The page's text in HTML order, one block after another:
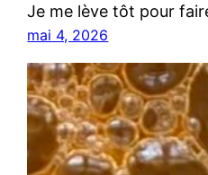
Je me lève tôt pour
mai 4, 2026